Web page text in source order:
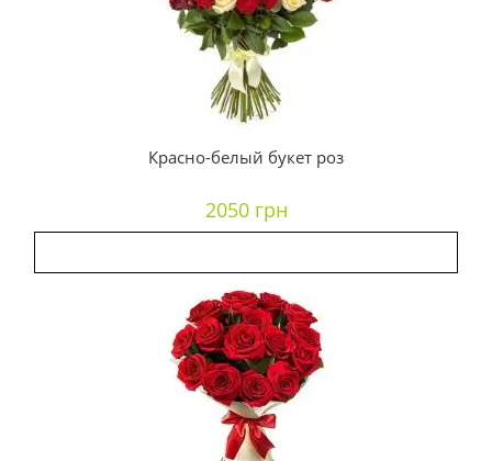
Красно-белый букет роз
2050 грн